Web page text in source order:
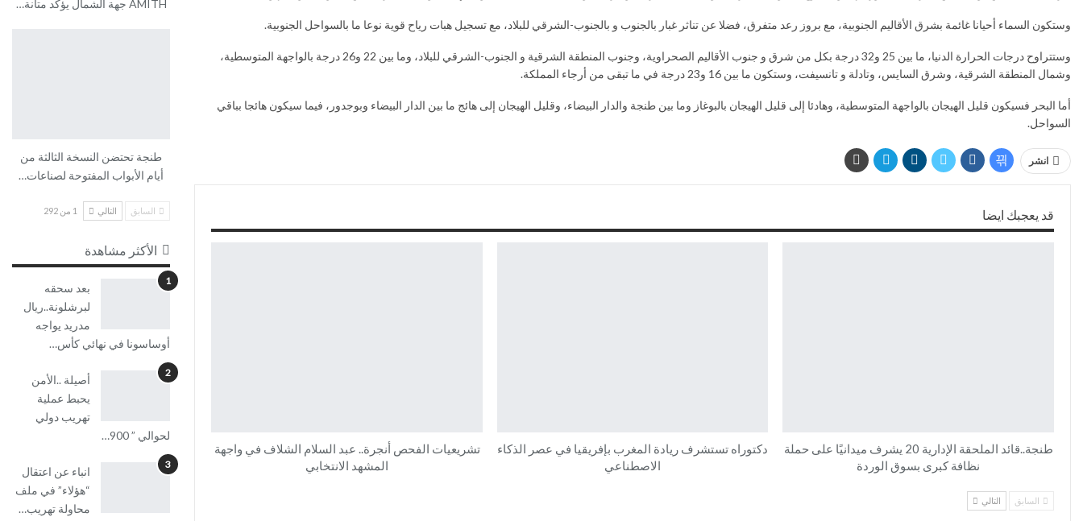
وستكون السماء أحيانا غائمة بشرق الأقاليم الجنوبية، مع بروز رعد متفرق، فضلا عن تناثر غبار بالجنوب و بالجنوب-الشرقي للبلاد، مع تسجيل هبات رياح قوية نوعا ما بالسواحل الجنوبية.
وستتراوح درجات الحرارة الدنيا، ما بين 25 و32 درجة بكل من شرق و جنوب الأقاليم الصحراوية، وجنوب المنطقة الشرقية و الجنوب-الشرقي للبلاد، وما بين 22 و26 درجة بالواجهة المتوسطية،
وشمال المنطقة الشرقية، وشرق السايس، وتادلة و تانسيفت، وستكون ما بين 16 و23 درجة في ما تبقى من أرجاء المملكة.
أما البحر فسيكون قليل الهيجان بالواجهة المتوسطية، وهادئا إلى قليل الهيجان بالبوغاز وما بين طنجة والدار البيضاء، وقليل الهيجان إلى هائج ما بين الدار البيضاء وبوجدور، فيما سيكون هائجا بباقي
السواحل.
انشر
قد يعجبك ايضا
طنجة..قائد الملحقة الإدارية 20 يشرف ميدانيًا على حملة
نظافة كبرى بسوق الوردة
دكتوراه تستشرف ريادة المغرب بإفريقيا في عصر الذكاء
الاصطناعي
تشريعيات الفحص أنجرة.. عبد السلام الشلاف في واجهة
المشهد الانتخابي
السابق التالي
AMITH جهة الشمال يؤكد متانة…
طنجة تحتضن النسخة الثالثة من
أيام الأبواب المفتوحة لصناعات…
السابق التالي 1 من 292
الأكثر مشاهدة
1
بعد سحقه
لبرشلونة..ريال
مدريد يواجه
أوساسونا في نهائي كأس…
2
أصيلة ..الأمن
يحبط عملية
تهريب دولي
لحوالي ” 900…
3
انباء عن اعتقال
“هؤلاء” في ملف
محاولة تهريب…